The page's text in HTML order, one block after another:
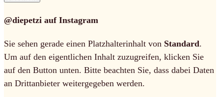
@diepetzi auf Instagram
Sie sehen gerade einen Platzhalterinhalt von Standard.
Um auf den eigentlichen Inhalt zuzugreifen, klicken Sie
auf den Button unten. Bitte beachten Sie, dass dabei Daten
an Drittanbieter weitergegeben werden.